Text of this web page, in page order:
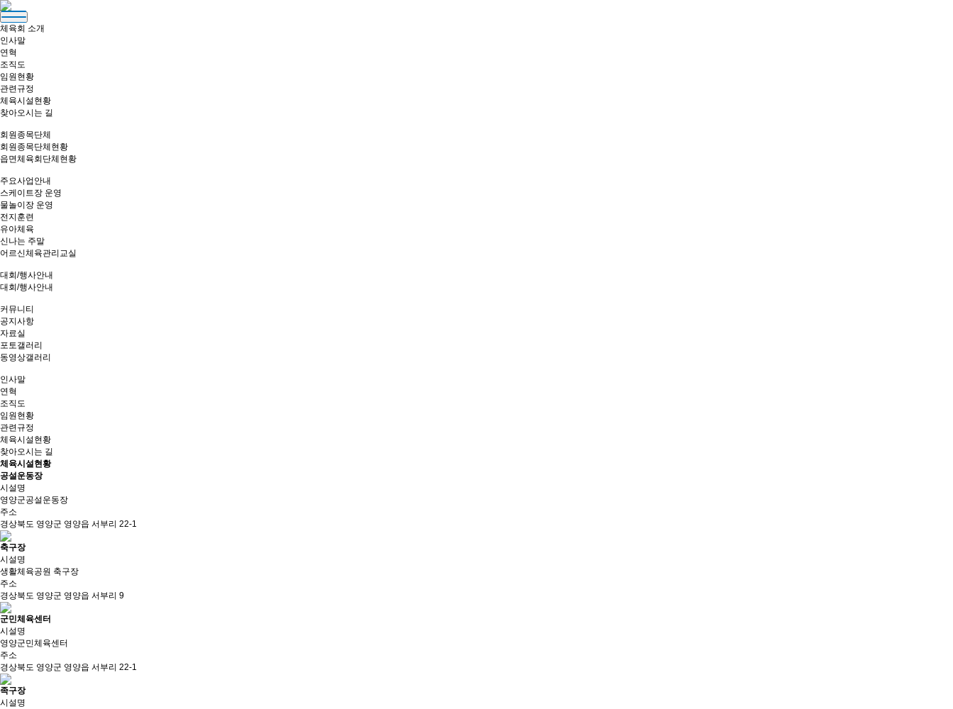
Toggle
navigation
체육회 소개
인사말
연혁
조직도
임원현황
관련규정
체육시설현황
찾아오시는 길
회원종목단체
회원종목단체현황
읍면체육회단체현황
주요사업안내
스케이트장 운영
물놀이장 운영
전지훈련
유아체육
신나는 주말
어르신체육관리교실
대회/행사안내
대회/행사안내
커뮤니티
공지사항
자료실
포토갤러리
동영상갤러리
인사말
연혁
조직도
임원현황
관련규정
체육시설현황
찾아오시는 길
체육시설현황
공설운동장
시설명
영양군공설운동장
주소
경상북도 영양군 영양읍 서부리 22-1
축구장
시설명
생활체육공원 축구장
주소
경상북도 영양군 영양읍 서부리 9
군민체육센터
시설명
영양군민체육센터
주소
경상북도 영양군 영양읍 서부리 22-1
족구장
시설명